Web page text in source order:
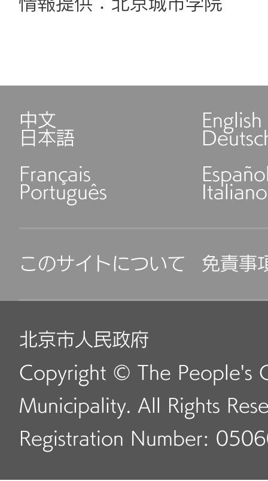
中文 English
日本語
Français
Português Italiano
このサイトについて 免責事
北京市人民政府
Copyright © The People's
Municipality. All Rights
Registration Number: